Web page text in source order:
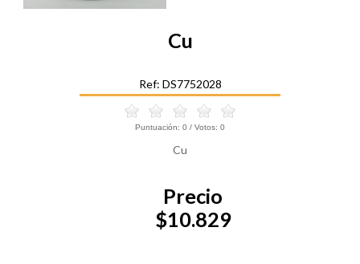
Cu
Ref: DS7752028
Puntuación: 0 / Votos: 0
Cu
Precio
$10.829